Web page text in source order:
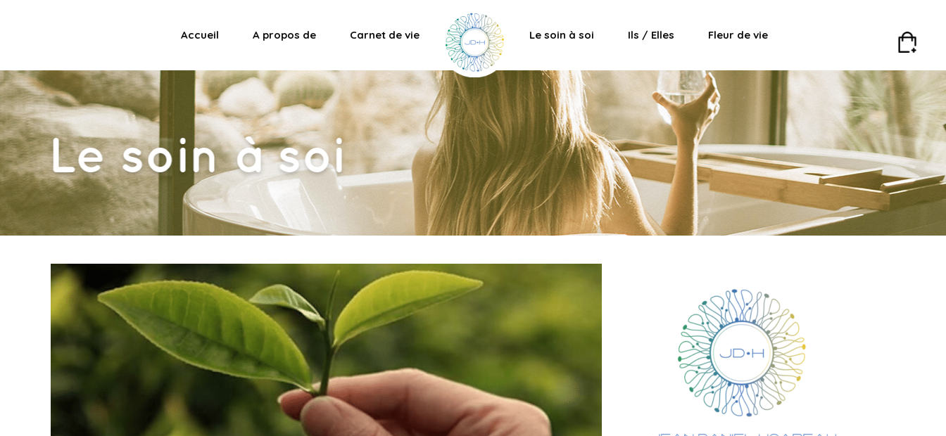
Accueil A propos de Carnet de vie Le soin à soi Ils / Elles Fleur de vie